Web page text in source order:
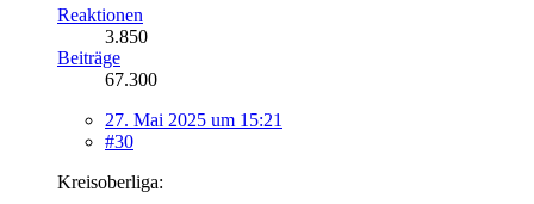
Reaktionen
3.850
Beiträge
67.300
27. Mai 2025 um 15:21
#30
Kreisoberliga: